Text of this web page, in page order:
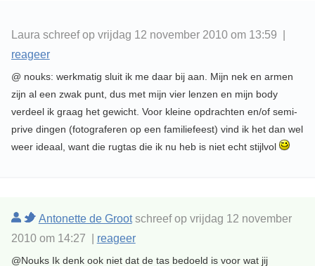
Laura schreef op vrijdag 12 november 2010 om 13:59 |
reageer
@ nouks: werkmatig sluit ik me daar bij aan. Mijn nek en armen
zijn al een zwak punt, dus met mijn vier lenzen en mijn body
verdeel ik graag het gewicht. Voor kleine opdrachten en/of semi-
prive dingen (fotograferen op een familiefeest) vind ik het dan wel
weer ideaal, want die rugtas die ik nu heb is niet echt stijlvol
Antonette de Grootschreef op vrijdag 12 november
2010 om 14:27 | reageer
@Nouks Ik denk ook niet dat de tas bedoeld is voor wat jij